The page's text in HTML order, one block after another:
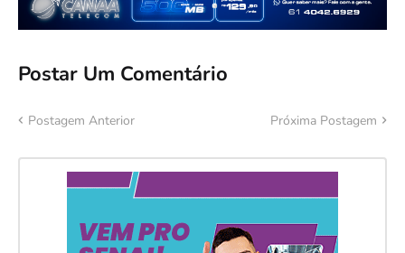
Postar Um Comentário
Postagem Anterior Próxima Postagem